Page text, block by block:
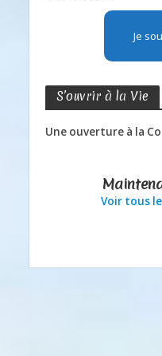
Je
S’ouvrir à la Vie
Une ouverture à la
Voir tous